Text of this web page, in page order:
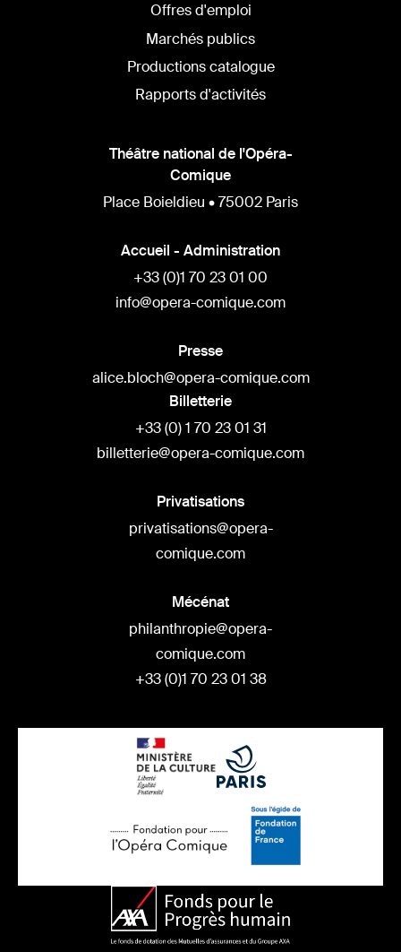
Offres d'emploi
Marchés publics
Productions catalogue
Rapports d'activités
Théâtre national de l'Opéra-
Comique
Place Boieldieu • 75002 Paris
Accueil - Administration
+33 (0)1 70 23 01 00
info@opera-comique.com
Presse
alice.bloch@opera-comique.com
Billetterie
+33 (0) 1 70 23 01 31
billetterie@opera-comique.com
Privatisations
privatisations@opera-
comique.com
Mécénat
philanthropie@opera-
comique.com
+33 (0)1 70 23 01 38